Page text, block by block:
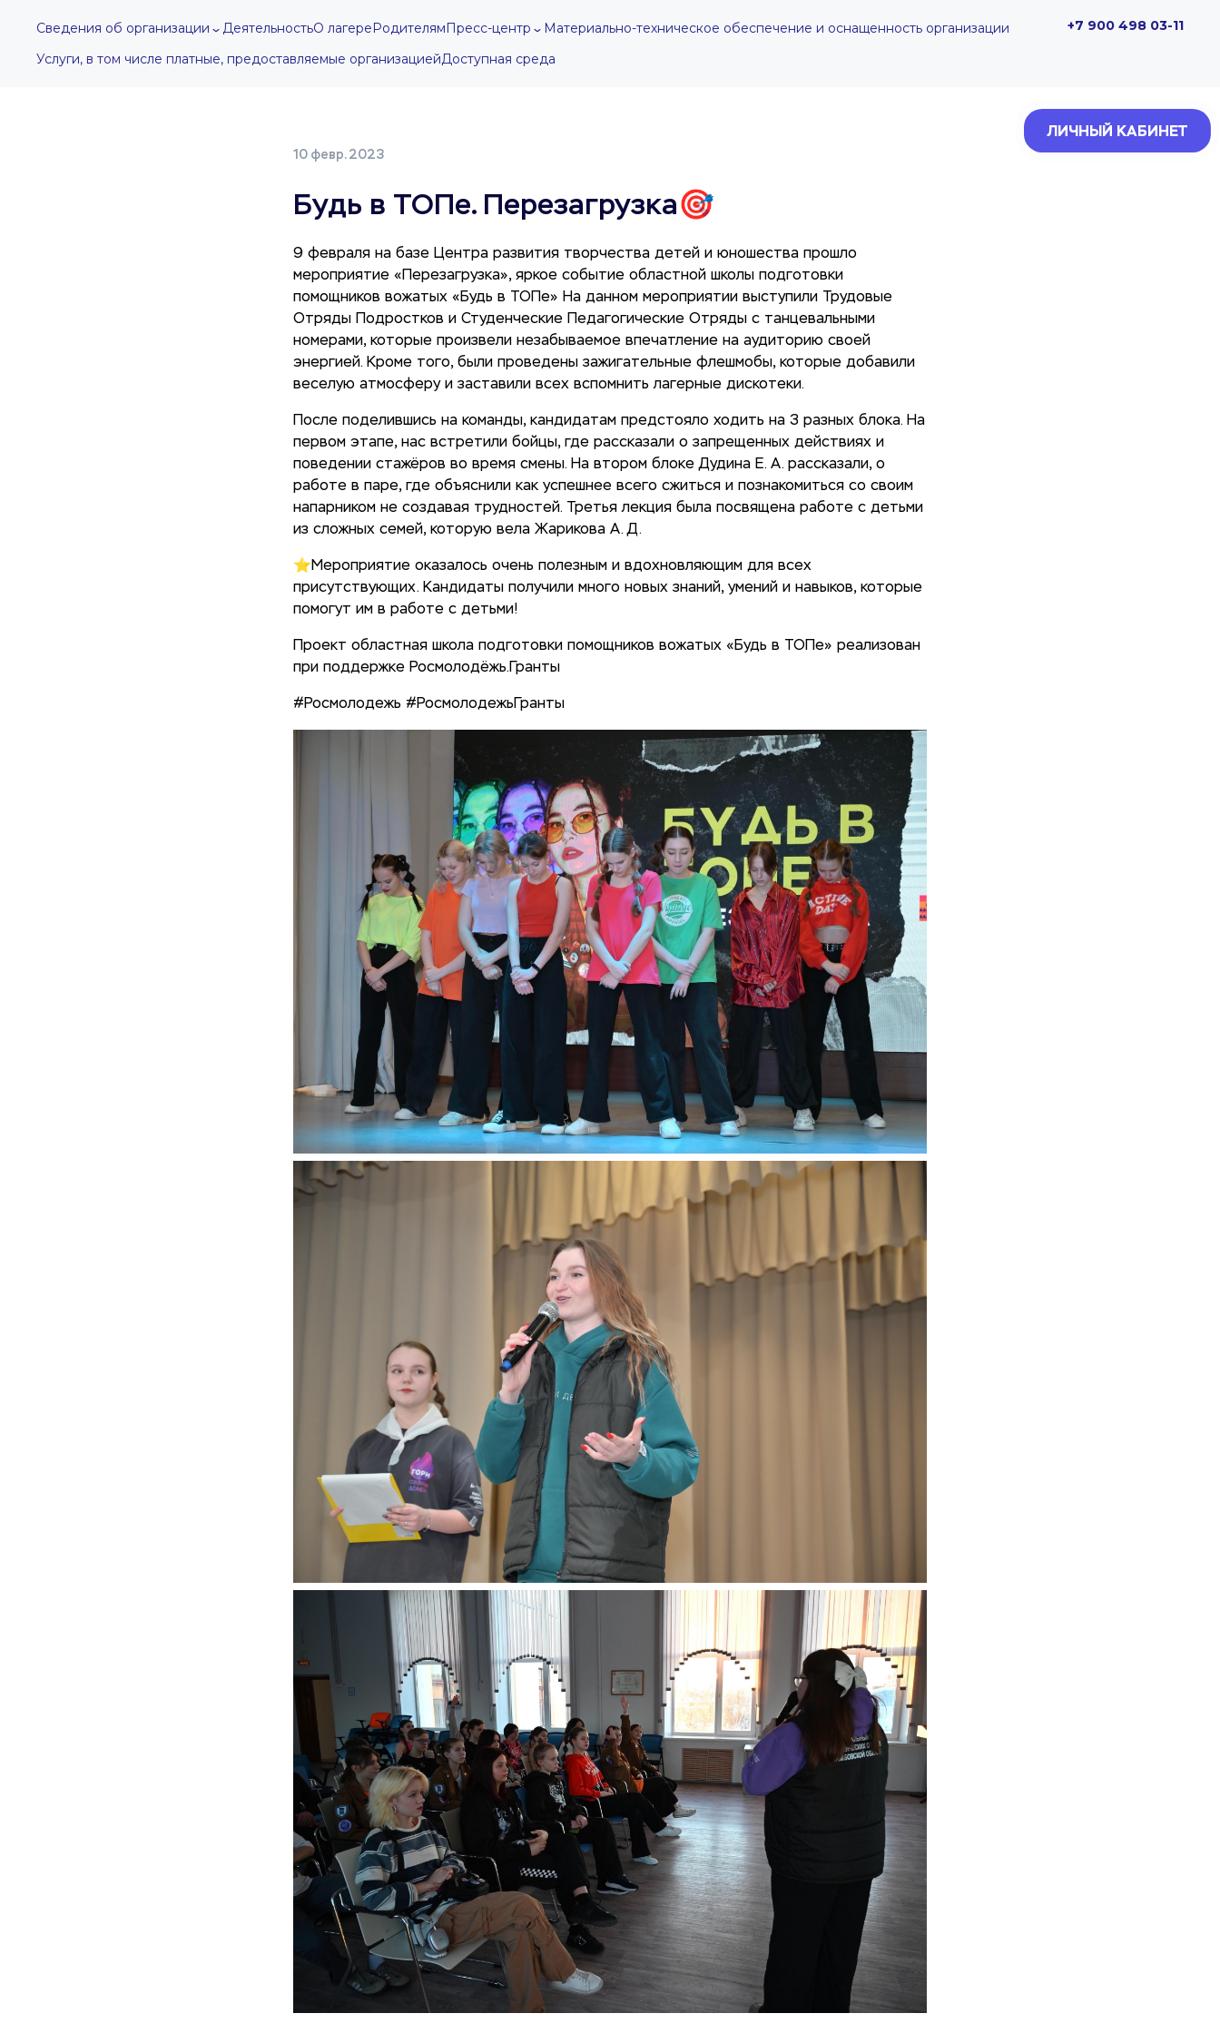
Сведения об организации ДеятельностьО лагереРодителямПресс-центр
Материально-техническое обеспечение и оснащенность организации
Услуги, в том числе платные, предоставляемые организациейДоступная среда
+7 900 498 03-11
10 февр. 2023
Будь в ТОПе. Перезагрузка🎯
9 февраля на базе Центра развития творчества детей и юношества прошло
мероприятие «Перезагрузка», яркое событие областной школы подготовки
помощников вожатых «Будь в ТОПе» На данном мероприятии выступили Трудовые
Отряды Подростков и Студенческие Педагогические Отряды с танцевальными
номерами, которые произвели незабываемое впечатление на аудиторию своей
энергией. Кроме того, были проведены зажигательные флешмобы, которые добавили
веселую атмосферу и заставили всех вспомнить лагерные дискотеки.
После поделившись на команды, кандидатам предстояло ходить на 3 разных блока. На
первом этапе, нас встретили бойцы, где рассказали о запрещенных действиях и
поведении стажёров во время смены. На втором блоке Дудина Е. А. рассказали, о
работе в паре, где объяснили как успешнее всего сжиться и познакомиться со своим
напарником не создавая трудностей. Третья лекция была посвящена работе с детьми
из сложных семей, которую вела Жарикова А. Д.
⭐️Мероприятие оказалось очень полезным и вдохновляющим для всех
присутствующих. Кандидаты получили много новых знаний, умений и навыков, которые
помогут им в работе с детьми!
Проект областная школа подготовки помощников вожатых «Будь в ТОПе» реализован
при поддержке Росмолодёжь.Гранты
#Росмолодежь #РосмолодежьГранты
ЛИЧНЫЙ КАБИНЕТ